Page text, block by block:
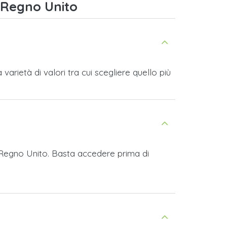
Unito
di valori tra cui scegliere quello più
Unito. Basta accedere prima di